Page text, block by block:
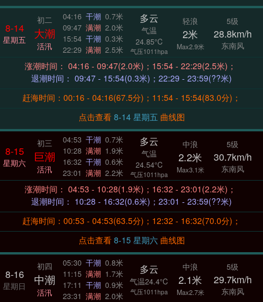
8-14
星期五
初二
大潮
活汛
04:16 干潮 0.7米
09:47 满潮 2.0米
15:54 干潮 0.3米
22:29 满潮 2.5米
多云
气温
24.85°C
气压1011hpa
轻浪
2米
Max2.9米
5级
28.8km/h
东南风
涨潮时间： 04:16 - 09:47(2.0米)；15:54 - 22:29(2.5米)；
退潮时间： 09:47 - 15:54(0.3米)；22:29 - 23:59(??米)
赶海时间：00:16 - 04:16(67.5分)；11:54 - 15:54(83.0分)；
点击查看
8-14 星期五 曲线图
8-15
星期六
初三
巨潮
活汛
04:53 干潮 0.7米
10:28 满潮 1.9米
16:32 干潮 0.6米
23:01 满潮 2.2米
多云
气温
24.54°C
气压1011hpa
中浪
2.2米
Max3.1米
5级
30.7km/h
东南风
涨潮时间： 04:53 - 10:28(1.9米)；16:32 - 23:01(2.2米)；
退潮时间： 10:28 - 16:32(0.6米)；23:01 - 23:59(??米)
赶海时间：00:53 - 04:53(63.5分)；12:32 - 16:32(70.0分)；
点击查看
8-15 星期六 曲线图
8-16
星期日
初四
中潮
活汛
05:30 干潮 0.8米
11:15 满潮 1.7米
17:11 干潮 0.9米
23:31 满潮 2.0米
多云
气温24.4°C
气压1011hpa
中浪
2.1米
Max2.7米
5级
29.7km/h
东南风